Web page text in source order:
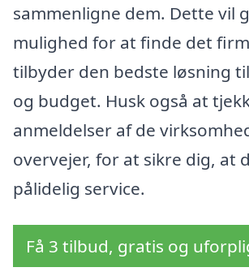
sammenligne dem. Dette vil
mulighed for at finde det
tilbyder den bedste løsning
og budget. Husk også at
anmeldelser af de
overvejer, for at sikre dig, at
pålidelig service.
Få 3 tilbud, gratis og